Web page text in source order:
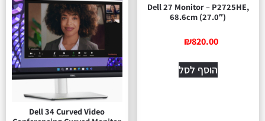
Dell 27 Monitor – P2725HE,
68.6cm (27.0″)
₪820.00
הוסף לסל
Dell 34 Curved Video